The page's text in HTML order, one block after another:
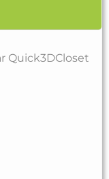
Quick3DCloset